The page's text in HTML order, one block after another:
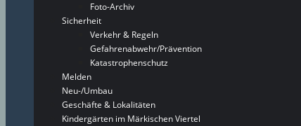
Foto-Archiv
Sicherheit
Verkehr & Regeln
Gefahrenabwehr/Prävention
Katastrophenschutz
Melden
Neu-/Umbau
Geschäfte & Lokalitäten
Kindergärten im Märkischen Viertel